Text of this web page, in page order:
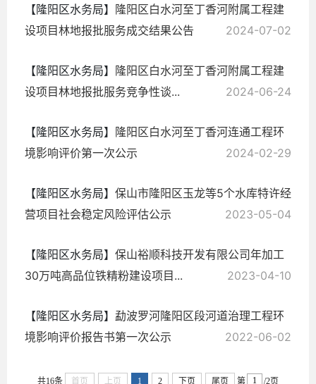
【隆阳区水务局】 隆阳区白水河至丁香河附属工程建
设项目林地报批服务成交结果公告
2024-07-02
【隆阳区水务局】 隆阳区白水河至丁香河附属工程建
设项目林地报批服务竞争性谈...
2024-06-24
【隆阳区水务局】 隆阳区白水河至丁香河连通工程环
境影响评价第一次公示
2024-02-29
【隆阳区水务局】 保山市隆阳区玉龙等5个水库特许经
营项目社会稳定风险评估公示
2023-05-04
【隆阳区水务局】 保山裕顺科技开发有限公司年加工
30万吨高品位铁精粉建设项目...
2023-04-10
【隆阳区水务局】 勐波罗河隆阳区段河道治理工程环
境影响评价报告书第一次公示
2022-06-02
共16条 首页 上页 1 2 下页 尾页 第 /2页